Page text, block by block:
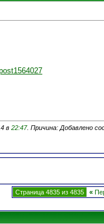
в 22:47. Причина: Добавлено
Страница 4835 из 4835 «